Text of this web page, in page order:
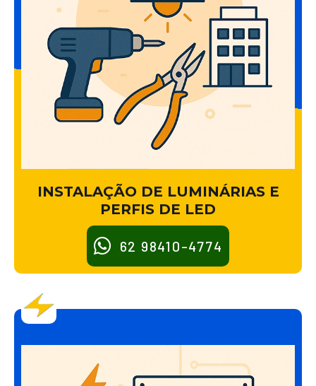
INSTALAÇÃO DE LUMINÁRIAS E
PERFIS DE LED
62 98410-4774